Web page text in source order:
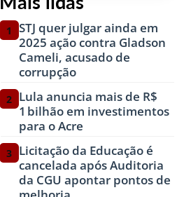
1
STJ quer julgar ainda em
2025 ação contra Gladson
Cameli, acusado de
corrupção
2 Lula anuncia mais de R$
1 bilhão em investimentos
para o Acre
3 Licitação da Educação é
cancelada após Auditoria
da CGU apontar pontos de